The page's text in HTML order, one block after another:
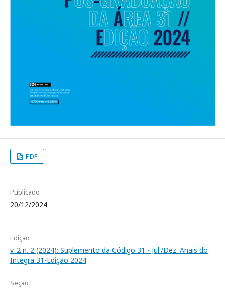
PDF
Publicado
20/12/2024
Edição
v. 2 n. 2 (2024): Suplemento da Código 31 - Jul./Dez. Anais do
Integra 31-Edição 2024
Seção